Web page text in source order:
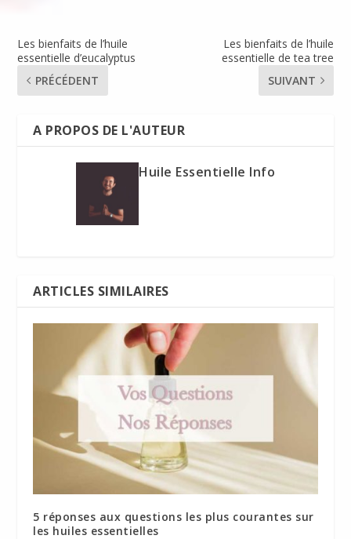
Les bienfaits de l’huile
essentielle d’eucalyptus
PRÉCÉDENT
Les bienfaits de l’huile
essentielle de tea tree
SUIVANT
A PROPOS DE L'AUTEUR
Huile Essentielle Info
ARTICLES SIMILAIRES
5 réponses aux questions les plus courantes sur
les huiles essentielles